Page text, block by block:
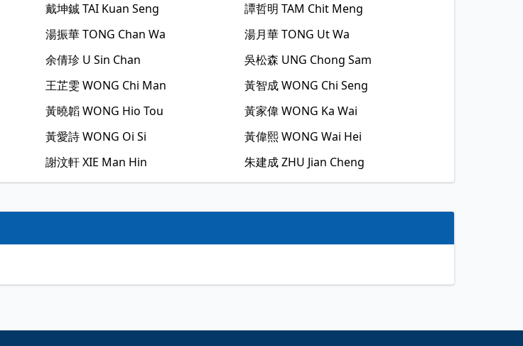
戴坤鋮TAI Kuan Seng 譚哲明 TAM Chit Meng
湯振華TONG Chan Wa 湯月華 TONG Ut Wa
余倩珍 U Sin Chan 吳松森 UNG Chong Sam
王芷雯 WONG Chi Man 黃智成 WONG Chi Seng
黃曉韜WONG Hio Tou 黃家偉 WONG Ka Wai
黃愛詩WONG Oi Si 黃偉熙 WONG Wai Hei
謝汶軒XIE Man Hin 朱建成 ZHU Jian Cheng